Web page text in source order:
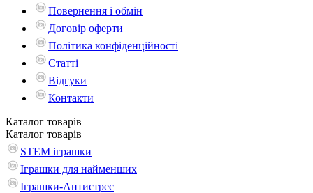
Повернення і обмін
Договір оферти
Політика конфіденційності
Статті
Відгуки
Контакти
Каталог товарів
Каталог товарів
STEM іграшки
Іграшки для найменших
Іграшки-Антистрес